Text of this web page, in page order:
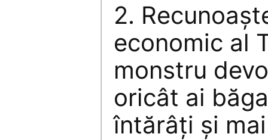
2.
economic al
monstru
oricât ai
întărâţi şi